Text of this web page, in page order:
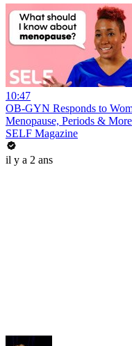
10:47
OB-GYN Responds to
Menopause, Periods & More
SELF Magazine
il y a 2 ans